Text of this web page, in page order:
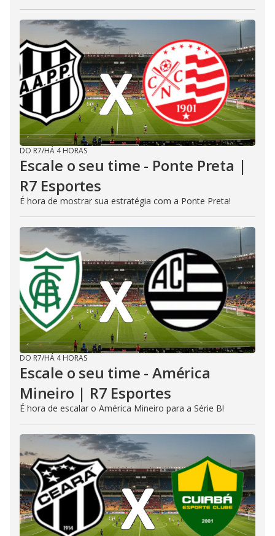
DO R7/HÁ 4 HORAS
Escale o seu time - Ponte Preta |
R7 Esportes
É hora de mostrar sua estratégia com a Ponte Preta!
DO R7/HÁ 4 HORAS
Escale o seu time - América
Mineiro | R7 Esportes
É hora de escalar o América Mineiro para a Série B!